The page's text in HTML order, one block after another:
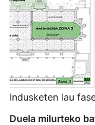
Indusketen lau
Duela milurteko